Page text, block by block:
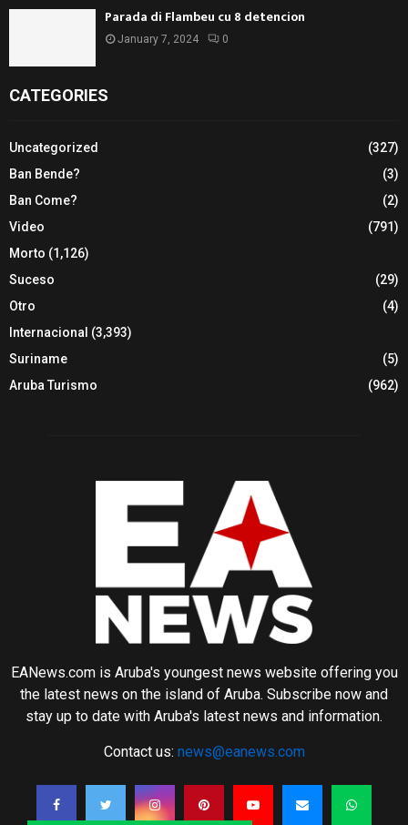
Parada di Flambeu cu 8 detencion
January 7, 2024 0
CATEGORIES
Uncategorized
(327)
Ban Bende?
(3)
Ban Come?
(2)
Video
(791)
Morto (1,126)
Suceso
(29)
Otro
(4)
Internacional (3,393)
Suriname
(5)
Aruba Turismo
(962)
EANews.com is Aruba's youngest news website offering you
the latest news on the island of Aruba. Subscribe now and
stay up to date with Aruba's latest news and information.
Contact us: news@eanews.com